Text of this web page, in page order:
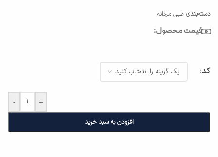
دسته‌بندی طبی مردانه
قیمت محصول:
کد
- +
افزودن به سبد خرید